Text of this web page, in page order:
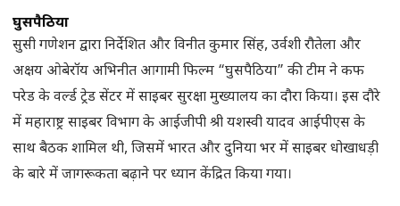
घुसपैठिया
सुसी गणेशन द्वारा निर्देशित और विनीत कुमार सिंह, उर्वशी रौतेला और
अक्षय ओबेरॉय अभिनीत आगामी फिल्म “घुसपैठिया” की टीम ने कफ
परेड के वर्ल्ड ट्रेड सेंटर में साइबर सुरक्षा मुख्यालय का दौरा किया। इस दौरे
में महाराष्ट्र साइबर विभाग के आईजीपी श्री यशस्वी यादव आईपीएस के
साथ बैठक शामिल थी, जिसमें भारत और दुनिया भर में साइबर धोखाधड़ी
के बारे में जागरूकता बढ़ाने पर ध्यान केंद्रित किया गया।